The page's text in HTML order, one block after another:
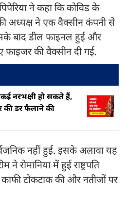
ने कहा कि कोविड के
अध्यक्ष ने एक वैक्सीन कंपनी से
बाद डील फाइनल हुई और
फाइजर की वैक्सीन दी गई.
नरभक्षी हो सकते हैं,
की डर फैलाने की
नहीं हुई. इसके अलावा यह
ने रोमानिया में हुई राष्ट्रपति
काफी टोकटाक की और नतीजों पर